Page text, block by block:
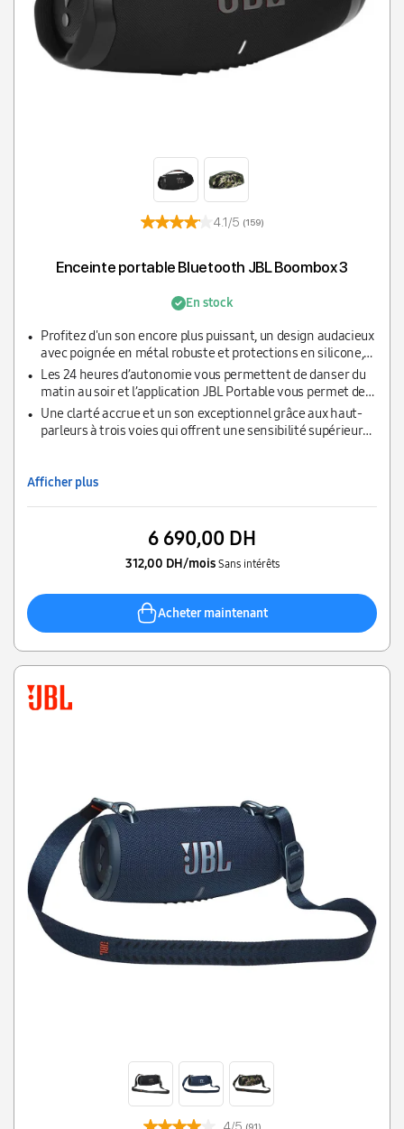
4.1/5 (159)
Enceinte portable Bluetooth JBL Boombox 3
En stock
Profitez d'un son encore plus puissant, un design audacieux
avec poignée en métal robuste et protections en silicone,
pour un plaisir sans inquiétude
Les 24 heures d’autonomie vous permettent de danser du
matin au soir et l’application JBL Portable vous permet de
connecter instantanément plusieurs enceintes pour une
expérience optimale
Une clarté accrue et un son exceptionnel grâce aux haut-
parleurs à trois voies qui offrent une sensibilité supérieure
Afficher plus
6 690,00 DH
312,00 DH/mois Sans intérêts
Acheter maintenant
(91)